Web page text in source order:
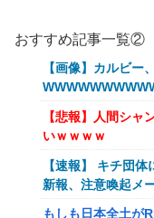
【艦これ】けーか
【艦これ】水着川
洋服の青山、空調
女「43億円注文
的
【驚愕】マチアプ
れたんやがこれワ
おすすめ記事一覧②
【画像】カルビー
【悲報】人間シャ
いｗｗｗｗ
【速報】 キチ団
新報、注意喚起メ
もしも日本全土が